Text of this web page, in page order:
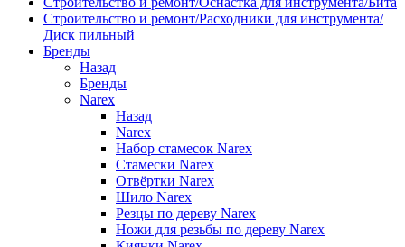
Строительство и ремонт/Расходники для инструмента/
Диск пильный
Бренды
Назад
Бренды
Narex
Назад
Narex
Набор стамесок Narex
Стамески Narex
Отвёртки Narex
Шило Narex
Резцы по дереву Narex
Ножи для резьбы по дереву Narex